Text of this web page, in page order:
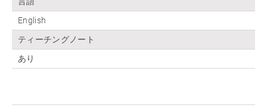
English
ティーチングノート
あり